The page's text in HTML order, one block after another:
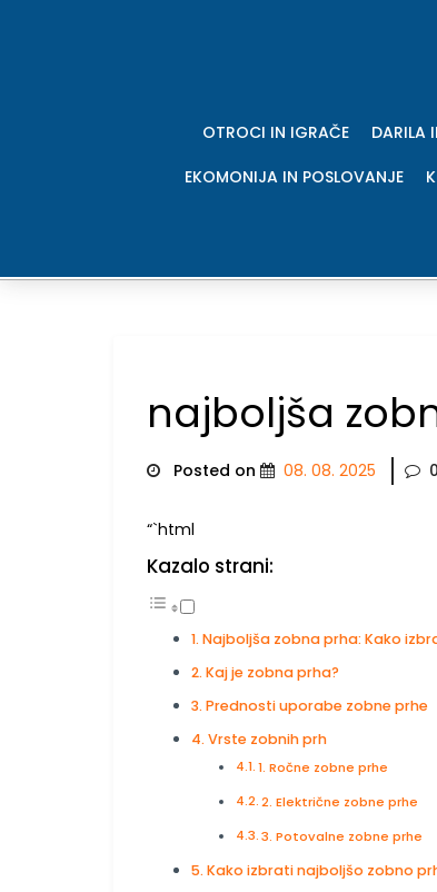
OTROCI IN IGRAČE DARILA
EKOMONIJA IN POSLOVANJE
najboljša
Posted on 08. 08. 2025 0
“`html
Kazalo strani:
Najboljša zobna prha: Kako
Kaj je zobna prha?
Prednosti uporabe zobne prhe
Vrste zobnih prh
1. Ročne zobne prhe
2. Električne zobne prhe
3. Potovalne zobne prhe
Kako izbrati najboljšo zobno